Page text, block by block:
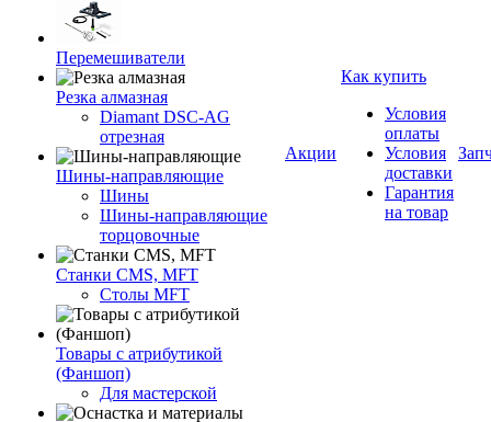
Перемешиватели
Резка алмазная
Diamant DSC-AG
отрезная
Шины-направляющие
Шины
Шины-направляющие
торцовочные
Станки CMS, MFT
Столы MFT
Товары с атрибутикой
(Фаншоп)
Для мастерской
Акции
Как купить
Условия
оплаты
Условия
доставки
Гарантия
на товар